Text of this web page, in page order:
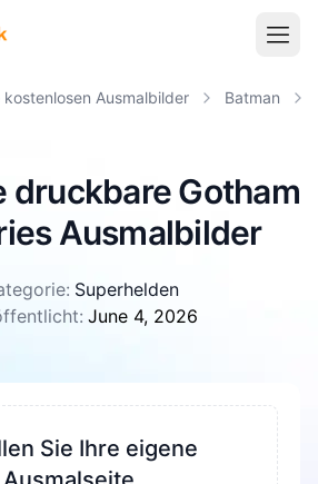
kostenlosen Ausmalbilder Batman
druckbare Gotham
Ausmalbilder
Superhelden
June 4, 2026
Sie Ihre eigene